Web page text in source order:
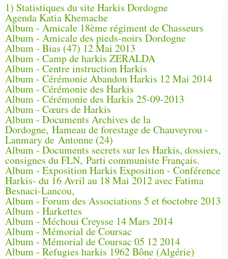
1) Statistiques du site Harkis Dordogne
Agenda Katia Khemache
Album - Amicale 18ème régiment de Chasseurs
Album - Amicale des pieds-noirs Dordogne
Album - Bias (47) 12 Mai 2013
Album - Camp de harkis ZERALDA
Album - Centre instruction Harkis
Album - Cérémonie Abandon Harkis 12 Mai 2014
Album - Cérémonie des Harkis
Album - Cérémonie des Harkis 25-09-2013
Album - Cœurs de Harkis
Album - Documents Archives de la
Dordogne, Hameau de forestage de Chauveyrou -
Lanmary de Antonne (24)
Album - Documents secrets sur les Harkis, dossiers,
consignes du FLN, Parti communiste Français.
Album - Exposition Harkis Exposition - Conférence
Harkis- du 16 Avril au 18 Mai 2012 avec Fatima
Besnaci-Lancou,
Album - Forum des Associations 5 et 6octobre 2013
Album - Harkettes
Album - Méchoui Creysse 14 Mars 2014
Album - Mémorial de Coursac
Album - Mémorial de Coursac 05 12 2014
Album - Refugies harkis 1962 Bône (Algérie)